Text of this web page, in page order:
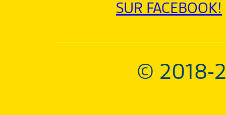
SUR FACEBOOK!
© 2018-